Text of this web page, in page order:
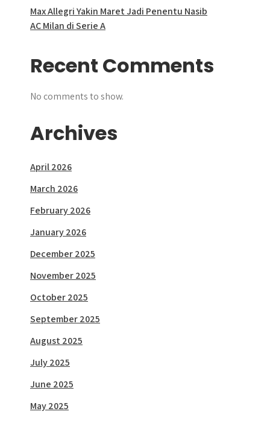
Max Allegri Yakin Maret Jadi Penentu Nasib
AC Milan di Serie A
Recent Comments
No comments to show.
Archives
April 2026
March 2026
February 2026
January 2026
December 2025
November 2025
October 2025
September 2025
August 2025
July 2025
June 2025
May 2025